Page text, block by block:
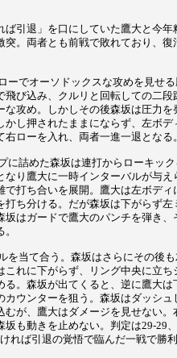
引退」を口にしていた鷹大と今年
突。両者とも前戦で敗れており、復
ーでオーソドックスな攻めを見せ
飛び込み、クルリと回転しての二段
な攻め。しかしその後森坂は圧力を
かし押されたままにならず、左ボデ
右ローを入れ、両者一進一退となる。
詰めた森坂は連打からローキック
なり鷹大に一時インターバルが与え
で打ち合いを展開。鷹大は左ボディ
打ち分ける。だが森坂は下がらず左
坂はガードで鷹大のパンチを弾き、
を当て合う。森坂はさらにその後も
これに下がらず、リング中央に立ち
る。森坂が出てくると、逆に鷹大は
カウンターを狙う。森坂はダッシュ
むが、鷹大はダメージを見せない。
坂も動きを止めない。判定は29-29
れば引退の覚悟で臨んだ一戦で勝利